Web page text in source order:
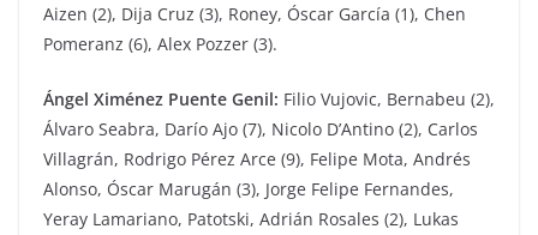
Aizen (2), Dija Cruz (3), Roney, Óscar García (1), Chen
Pomeranz (6), Alex Pozzer (3).
Ángel Ximénez Puente Genil: Filio Vujovic, Bernabeu (2),
Álvaro Seabra, Darío Ajo (7), Nicolo D’Antino (2), Carlos
Villagrán, Rodrigo Pérez Arce (9), Felipe Mota, Andrés
Alonso, Óscar Marugán (3), Jorge Felipe Fernandes,
Yeray Lamariano, Patotski, Adrián Rosales (2), Lukas